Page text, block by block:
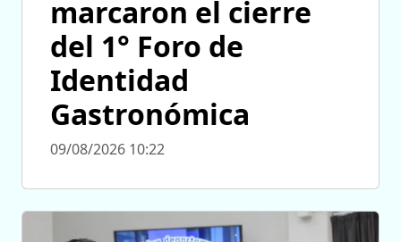
marcaron el cierre
del 1° Foro de
Identidad
Gastronómica
09/08/2026 10:22